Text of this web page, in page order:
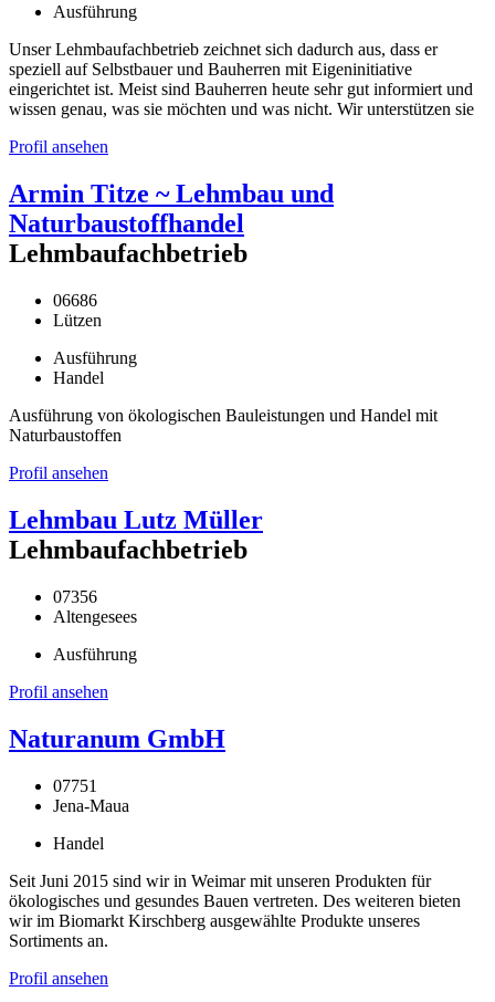
Ausführung
Unser Lehmbaufachbetrieb zeichnet sich dadurch aus, dass er
speziell auf Selbstbauer und Bauherren mit Eigeninitiative
eingerichtet ist. Meist sind Bauherren heute sehr gut informiert und
wissen genau, was sie möchten und was nicht. Wir unterstützen sie
Profil ansehen
Armin Titze ~ Lehmbau und
Naturbaustoffhandel
Lehmbaufachbetrieb
06686
Lützen
Ausführung
Handel
Ausführung von ökologischen Bauleistungen und Handel mit
Naturbaustoffen
Profil ansehen
Lehmbau Lutz Müller
Lehmbaufachbetrieb
07356
Altengesees
Ausführung
Profil ansehen
Naturanum GmbH
07751
Jena-Maua
Handel
Seit Juni 2015 sind wir in Weimar mit unseren Produkten für
ökologisches und gesundes Bauen vertreten. Des weiteren bieten
wir im Biomarkt Kirschberg ausgewählte Produkte unseres
Sortiments an.
Profil ansehen